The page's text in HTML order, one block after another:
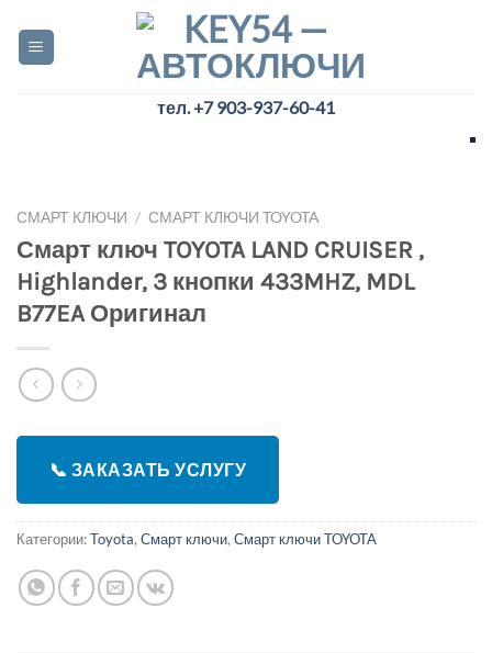
content
тел. +7 903-937-60-41
СМАРТ КЛЮЧИ / СМАРТ КЛЮЧИ TOYOTA
Смарт ключ TOYOTA LAND CRUISER ,
Highlander, 3 кнопки 433MHZ, MDL
B77EA Оригинал
📞 ЗАКАЗАТЬ УСЛУГУ
Категории:Toyota, Смарт ключи, Смарт ключи TOYOTA